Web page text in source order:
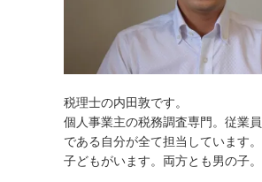
税理士の内田敦です。
個人事業主の税務調査専門。従業
である自分が全て担当しています
子どもがいます。両方とも男の子。